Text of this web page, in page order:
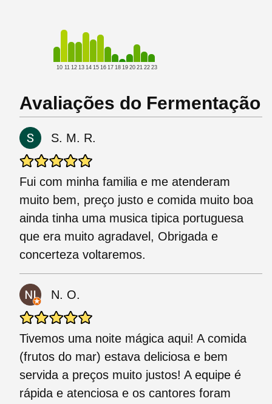
10 11 12 13 14 15 16 17 18 19 20 21 22 23
Avaliações do Fermentação
S. M. R.
Fui com minha familia e me atenderam
muito bem, preço justo e comida muito boa
ainda tinha uma musica tipica portuguesa
que era muito agradavel, Obrigada e
concerteza voltaremos.
N. O.
Tivemos uma noite mágica aqui! A comida
(frutos do mar) estava deliciosa e bem
servida a preços muito justos! A equipe é
rápida e atenciosa e os cantores foram